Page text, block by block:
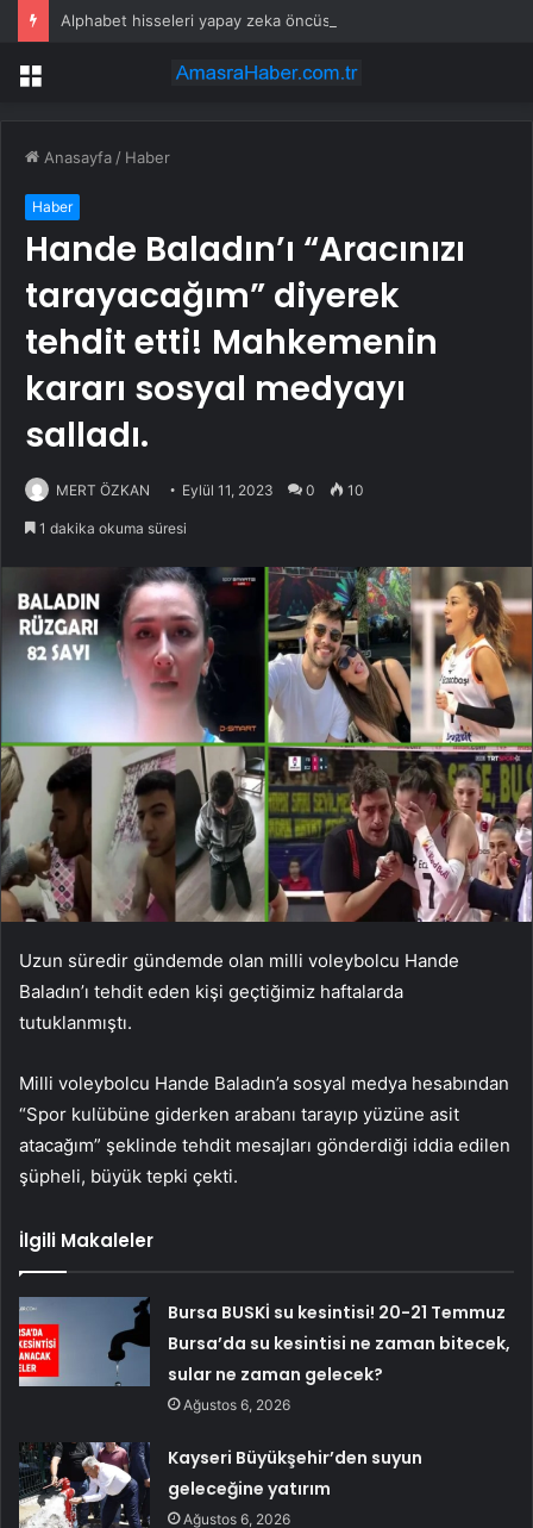
Menü
Anasayfa / Haber
Haber
Hande Baladın’ı “Aracınızı
tarayacağım” diyerek
tehdit etti! Mahkemenin
kararı sosyal medyayı
salladı.
MERT ÖZKAN Eylül 11, 2023 0 10
1 dakika okuma süresi
Uzun süredir gündemde olan milli voleybolcu Hande
Baladın’ı tehdit eden kişi geçtiğimiz haftalarda
tutuklanmıştı.
Milli voleybolcu Hande Baladın’a sosyal medya hesabından
“Spor kulübüne giderken arabanı tarayıp yüzüne asit
atacağım” şeklinde tehdit mesajları gönderdiği iddia edilen
şüpheli, büyük tepki çekti.
İlgili Makaleler
Bursa BUSKİ su kesintisi! 20-21 Temmuz
Bursa’da su kesintisi ne zaman bitecek,
sular ne zaman gelecek?
Ağustos 6, 2026
Kayseri Büyükşehir’den suyun
geleceğine yatırım
Ağustos 6, 2026